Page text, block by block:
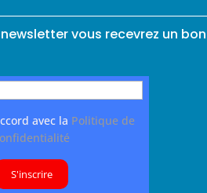
vous recevrez un bon
avec la Politique de
S'inscrire